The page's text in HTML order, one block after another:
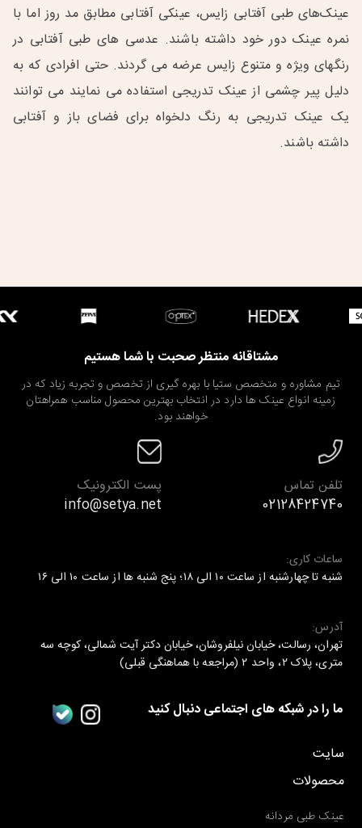
عینک‌های طبی آفتابی زایس، عینکی آفتابی مطابق مد روز اما با
نمره عینک دور خود داشته باشند. عدسی های طبی آفتابی در
رنگهای ویژه و متنوع زایس عرضه می گردند. حتی افرادی که به
دلیل پیر چشمی از عینک تدریجی استفاده می نمایند می توانند
یک عینک تدریجی به رنگ دلخواه برای فضای باز و آفتابی
داشته باشند.
مشتاقانه منتظر صحبت با شما هستیم
تیم مشاوره و متخصص ستیا با بهره گیری از تخصص و تجربه زیاد که در
زمینه انواع عینک ها دارد در انتخاب بهترین محصول مناسب همراهتان
خواهند بود.
تلفن تماس
02128424740
پست الکترونیک
info@setya.net
ساعات کاری:
شنبه تا چهارشنبه از ساعت ۱۰ الی ۱۸؛ پنج شنبه ها از ساعت ۱۰ الی ۱۶
آدرس:
تهران، رسالت، خیابان نیلفروشان، خیابان دکتر آیت شمالی، کوچه سه
متری، پلاک ۲، واحد ۲ (مراجعه با هماهنگی قبلی)
ما را در شبکه های اجتماعی دنبال کنید
سایت
محصولات
عینک طبی مردانه